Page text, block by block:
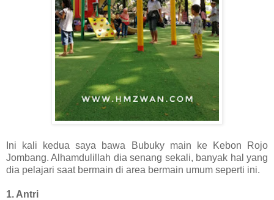
Ini kali kedua saya bawa Bubuky main ke Kebon Rojo
Jombang. Alhamdulillah dia senang sekali, banyak hal yang
dia pelajari saat bermain di area bermain umum seperti ini.
1. Antri